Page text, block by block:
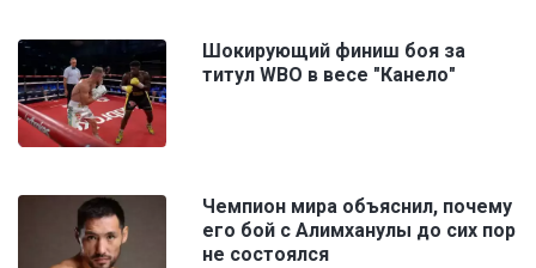
Шокирующий финиш боя за
титул WBO в весе "Канело"
Чемпион мира объяснил, почему
его бой с Алимханулы до сих пор
не состоялся